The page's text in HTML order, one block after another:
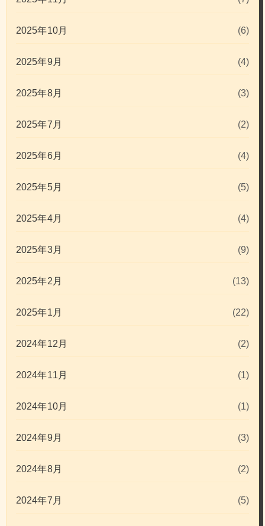
2025年10月 (6)
2025年9月 (4)
2025年8月 (3)
2025年7月 (2)
2025年6月 (4)
2025年5月 (5)
2025年4月 (4)
2025年3月 (9)
2025年2月 (13)
2025年1月 (22)
2024年12月 (2)
2024年11月 (1)
2024年10月 (1)
2024年9月 (3)
2024年8月 (2)
2024年7月 (5)